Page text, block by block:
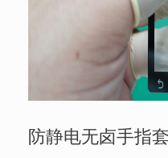
防静电无卤手指套